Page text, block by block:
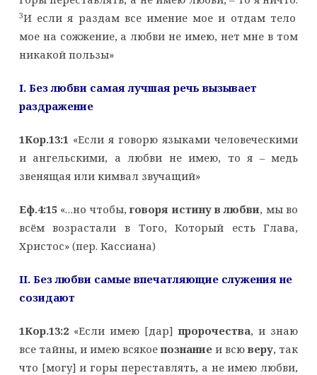
3И если я раздам все имение мое и отдам тело
мое на сожжение, а любви не имею, нет мне в том
никакой пользы»
I. Без любви самая лучшая речь вызывает
раздражение
1Кор.13:1«Если я говорю языками человеческими
и ангельскими, а любви не имею, то я – медь
звенящая или кимвал звучащий»
Еф.4:15«…но чтобы,говоря истину в любви, мы во
всём возрастали в Того, Который есть Глава,
Христос» (пер. Кассиана)
II. Без любви самые впечатляющие служения не
созидают
1Кор.13:2«Если имею [дар]пророчества, и знаю
все тайны, и имею всякоепознание и всюверу, так
что [могу] и горы переставлять, а не имею любви,